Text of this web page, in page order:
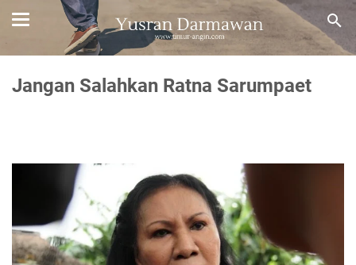
Jangan Salahkan Ratna Sarumpaet